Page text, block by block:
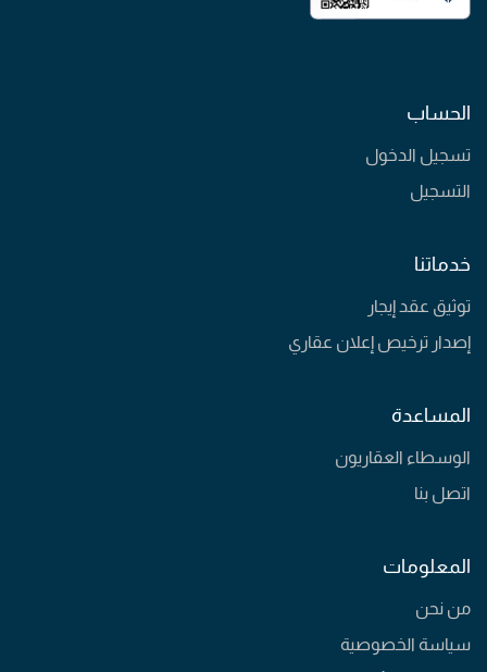
الحساب
تسجيل الدخول
التسجيل
خدماتنا
توثيق عقد إيجار
إصدار ترخيص إعلان عقاري
المساعدة
الوسطاء العقاريون
اتصل بنا
المعلومات
من نحن
سياسة الخصوصية